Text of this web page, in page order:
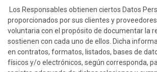
Los Responsables obtienen ciertos Datos
proporcionados por sus clientes y
voluntaria con el propósito de documentar la
sostienen con cada uno de ellos. Dicha
en contratos, formatos, listados, bases de
físicos y/o electrónicos, según corresponda,